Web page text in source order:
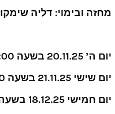
מחזה ובימוי: דליה שימקו
יום ה’ 20.11.25 בשעה 18:00 ובשעה 20:30 – תיאטרון ניקו ניתאי
יום שישי 21.11.25 בשעה 21:00– תיאטרון ניקו ניתאי
יום חמישי 18.12.25 בשעה 20:00 – תיאטרון ניקו ניתאי